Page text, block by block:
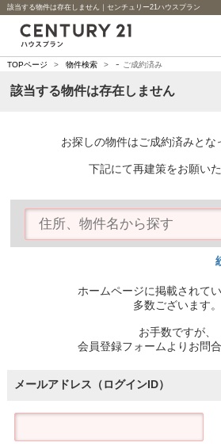
該当する物件は存在しません｜センチュリー21ハウスプラン
TOPページ > 物件検索 > - ご成約済み
該当する物件は存在しません
お探しの物件はご成約済みとな
下記にて再建策をお願いた
ホームページに掲載されて
多数ございます。
お手数ですが、
会員登録フォームよりお問合
メールアドレス（ログインID）